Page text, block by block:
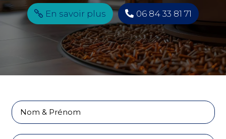
En savoir plus 06 84 33 81 71